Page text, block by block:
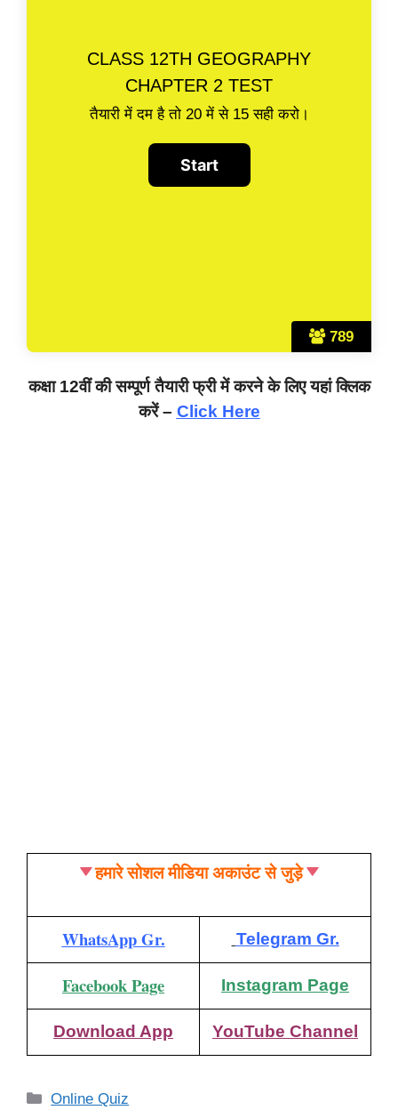
789
CLASS 12TH GEOGRAPHY
CHAPTER 2 TEST
तैयारी में दम है तो 20 में से 15 सही करो।
कक्षा 12वीं की सम्पूर्ण तैयारी फ्री में करने के लिए यहां क्लिक
करें – Click Here
हमारे सोशल मीडिया अकाउंट से जुड़े
WhatsApp Gr. Telegram Gr.
Facebook Page Instagram Page
Download App YouTube Channel
Categories
Online Quiz